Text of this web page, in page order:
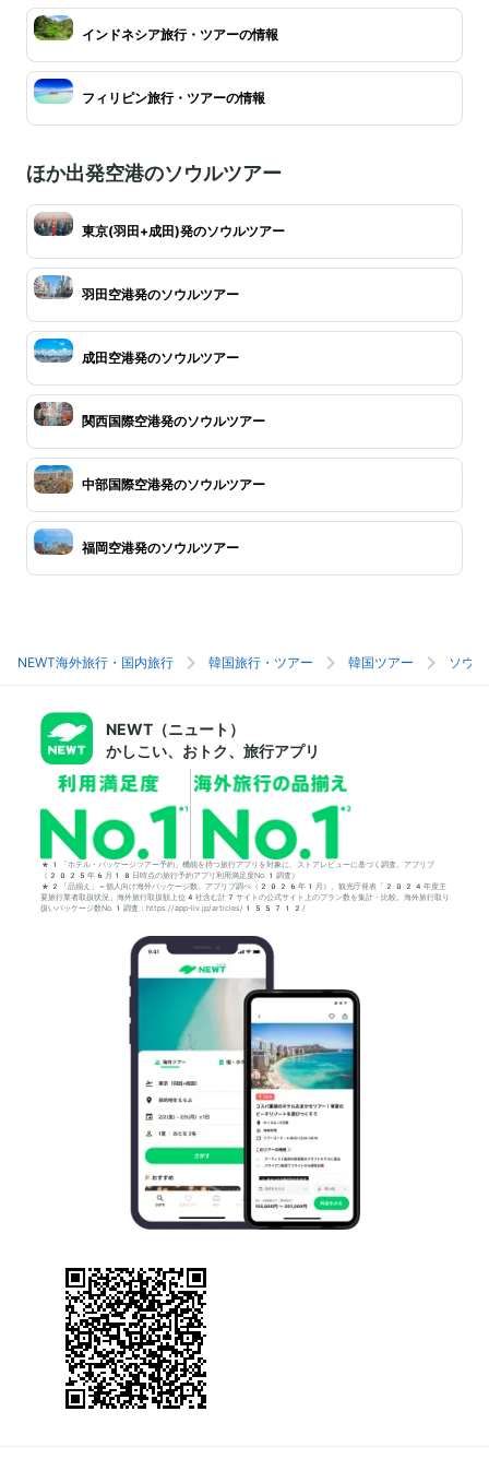
インドネシア旅行・ツアーの情報
フィリピン旅行・ツアーの情報
ほか出発空港のソウルツアー
東京(羽田+成田)発のソウルツアー
羽田空港発のソウルツアー
成田空港発のソウルツアー
関西国際空港発のソウルツアー
中部国際空港発のソウルツアー
福岡空港発のソウルツアー
NEWT海外旅行・国内旅行 韓国旅行・ツアー 韓国ツアー ソウ
NEWT（ニュート）
かしこい、おトク、旅行アプリ
*1「ホテル・パッケージツアー予約」機能を持つ旅行アプリを対象に、ストアレビューに基づく調査。アプリブ
（2025年6月18日時点の旅行予約アプリ利用満足度No.1調査）
*2「品揃え」＝個人向け海外パッケージ数。アプリブ調べ（2026年1月）。観光庁発表「2024年度主
要旅行業者取扱状況」海外旅行取扱額上位4社含む計7サイトの公式サイト上のプラン数を集計・比較。海外旅行取り
扱いパッケージ数No.1調査：https://app-liv.jp/articles/155712/